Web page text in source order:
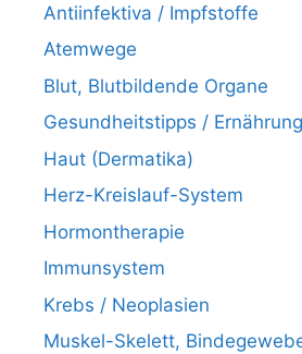
Antiinfektiva / Impfstoffe
Atemwege
Blut, Blutbildende Organe
Gesundheitstipps / Ernährung
Haut (Dermatika)
Herz-Kreislauf-System
Hormontherapie
Immunsystem
Krebs / Neoplasien
Muskel-Skelett,